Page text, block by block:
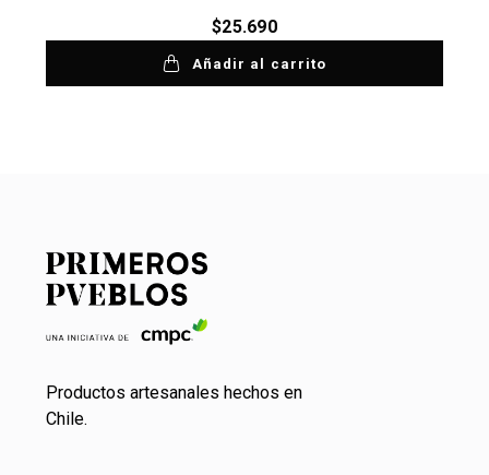
$25.690
Añadir al carrito
Productos artesanales hechos en
Chile.